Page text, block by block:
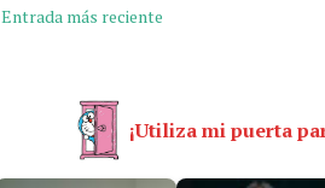
Entrada más reciente
¡Utiliza mi puerta